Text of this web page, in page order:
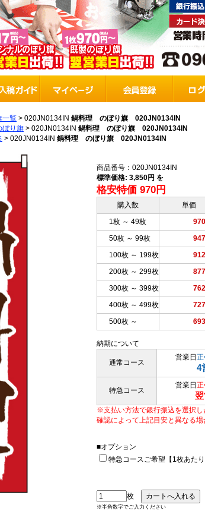
一覧 > 020JN0134IN 鍋料理 のぼり旗 020JN0134IN
ぼり旗 > 020JN0134IN 鍋料理 のぼり旗 020JN0134IN
> 020JN0134IN 鍋料理 のぼり旗 020JN0134IN
商品番号：020JN0134IN
標準価格: 3,850円 を
格安特価 970円
購入数
単価
1枚 ～ 49枚
50枚 ～ 99枚
100枚 ～ 199枚
200枚 ～ 299枚
300枚 ～ 399枚
400枚 ～ 499枚
500枚 ～
納期について
通常コース
営業日 正
4
特急コース
営業日 正
※支払い方法で銀行振込を選択
確認によって上記目安と異なる場
■オプション
特急コースご希望【1枚あた
枚
※半角数字でご入力ください